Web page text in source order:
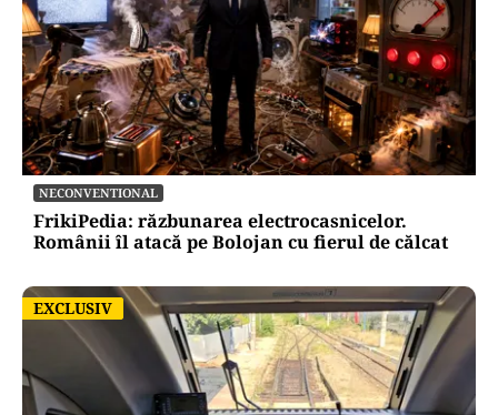
NECONVENTIONAL
FrikiPedia: răzbunarea electrocasnicelor.
Românii îl atacă pe Bolojan cu fierul de călcat
EXCLUSIV
EXCLUSIV